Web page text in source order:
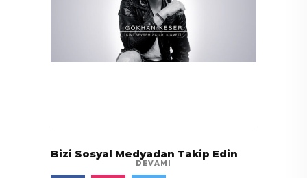
DEVAMI
Bizi Sosyal Medyadan Takip Edin